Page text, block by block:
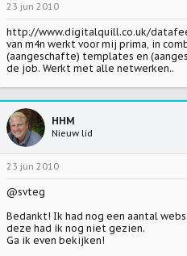
23 jun 2010
http://www.digitalquill.co.uk/
van m4n werkt voor mij prima, in
(aangeschafte) templates en
de job. Werkt met alle netwerken..
HHM
Nieuw lid
23 jun 2010
@svteg
Bedankt! Ik had nog een aantal
deze had ik nog niet gezien.
Ga ik even bekijken!